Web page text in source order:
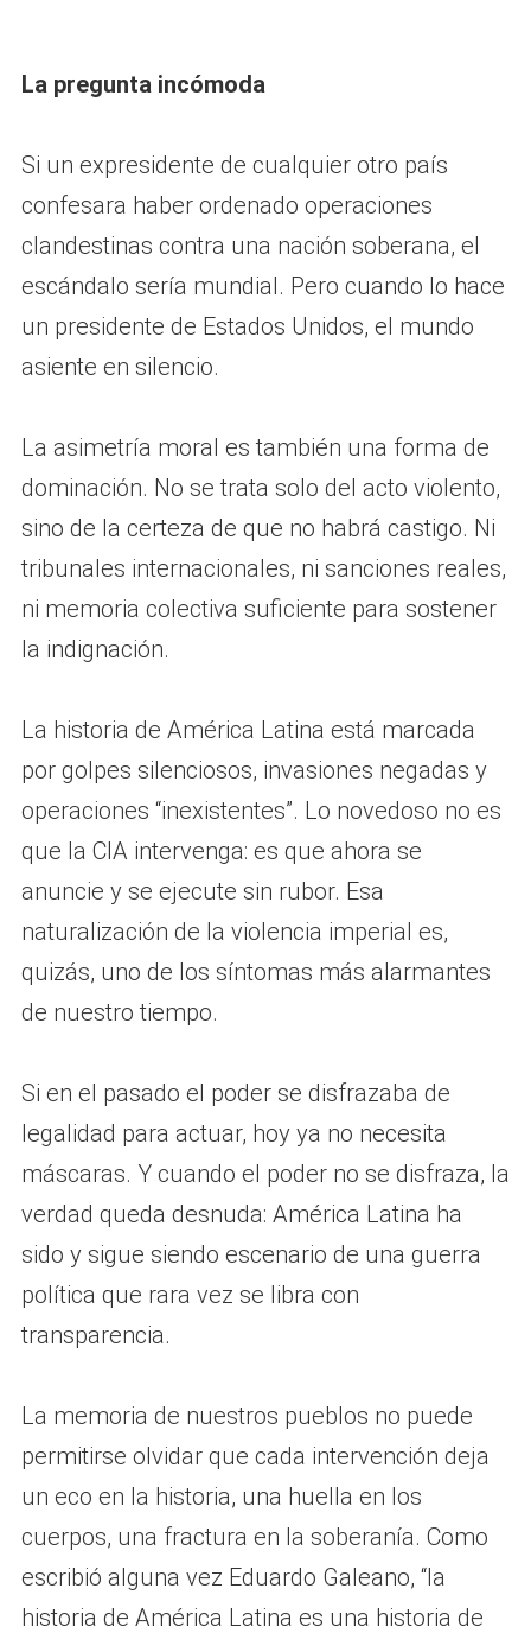
La pregunta incómoda
Si un expresidente de cualquier otro país
confesara haber ordenado operaciones
clandestinas contra una nación soberana, el
escándalo sería mundial. Pero cuando lo hace
un presidente de Estados Unidos, el mundo
asiente en silencio.
La asimetría moral es también una forma de
dominación. No se trata solo del acto violento,
sino de la certeza de que no habrá castigo. Ni
tribunales internacionales, ni sanciones reales,
ni memoria colectiva suficiente para sostener
la indignación.
La historia de América Latina está marcada
por golpes silenciosos, invasiones negadas y
operaciones “inexistentes”. Lo novedoso no es
que la CIA intervenga: es que ahora se
anuncie y se ejecute sin rubor. Esa
naturalización de la violencia imperial es,
quizás, uno de los síntomas más alarmantes
de nuestro tiempo.
Si en el pasado el poder se disfrazaba de
legalidad para actuar, hoy ya no necesita
máscaras. Y cuando el poder no se disfraza, la
verdad queda desnuda: América Latina ha
sido y sigue siendo escenario de una guerra
política que rara vez se libra con
transparencia.
La memoria de nuestros pueblos no puede
permitirse olvidar que cada intervención deja
un eco en la historia, una huella en los
cuerpos, una fractura en la soberanía. Como
escribió alguna vez Eduardo Galeano, “la
historia de América Latina es una historia de